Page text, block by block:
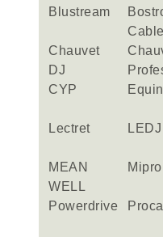
Blustream
Chauvet
DJ
CYP
Lectret
LEDJ
MEAN
WELL
Mipro
Powerdrive